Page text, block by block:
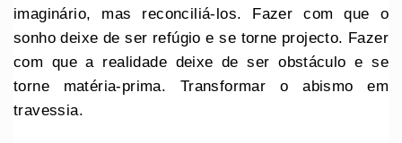
imaginário, mas reconciliá-los. Fazer com que o
sonho deixe de ser refúgio e se torne projecto. Fazer
com que a realidade deixe de ser obstáculo e se
torne matéria-prima. Transformar o abismo em
travessia.